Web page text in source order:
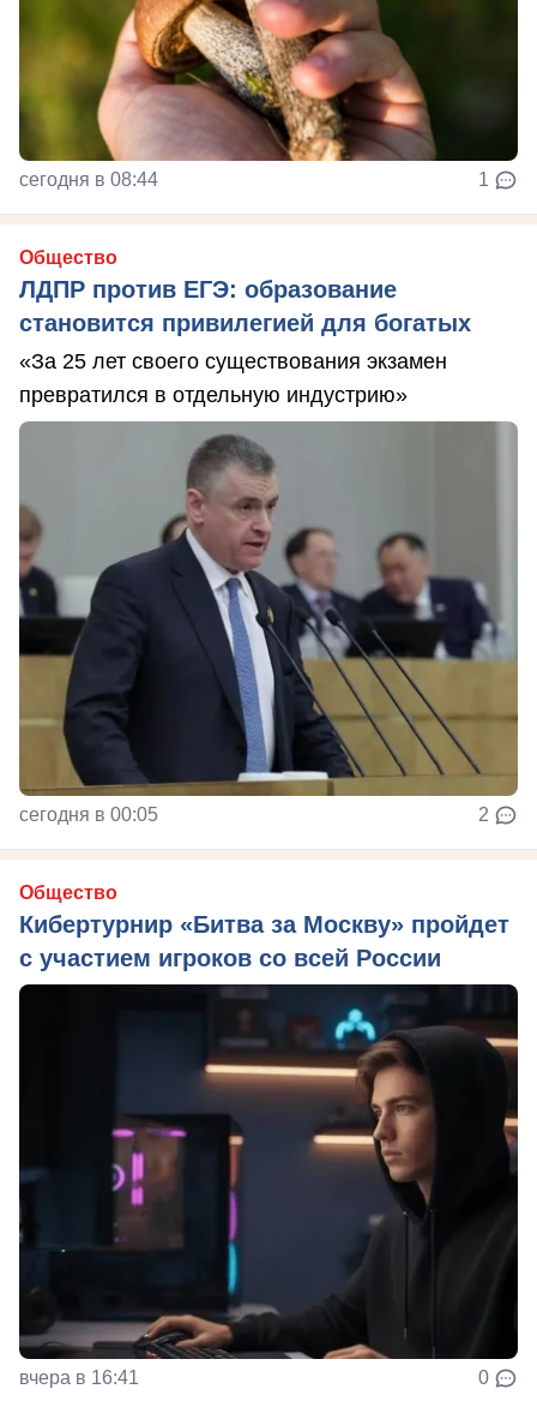
сегодня в 08:44 1
Общество
ЛДПР против ЕГЭ: образование
становится привилегией для богатых
«За 25 лет своего существования экзамен
превратился в отдельную индустрию»
сегодня в 00:05 2
Общество
Кибертурнир «Битва за Москву» пройдет
с участием игроков со всей России
вчера в 16:41 0